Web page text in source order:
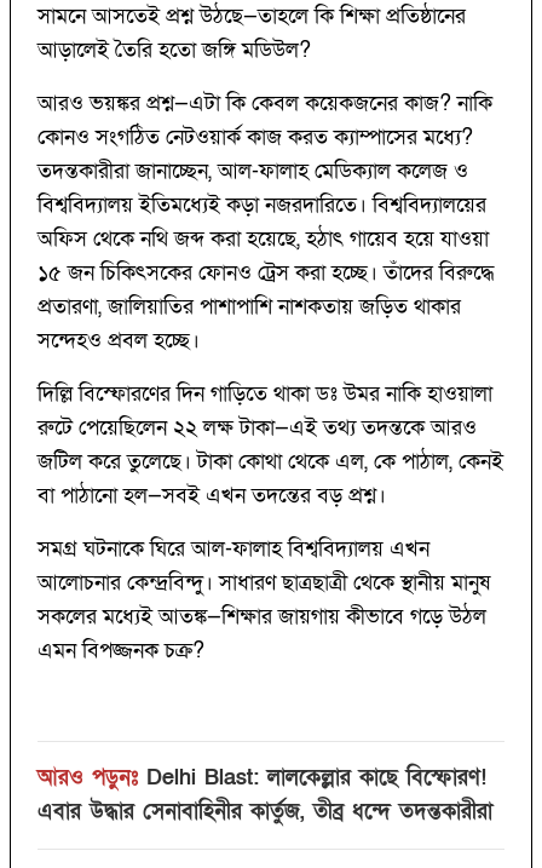
সামনে আসতেই প্রশ্ন উঠছে—তাহলে কি শিক্ষা প্রতিষ্ঠানের
আড়ালেই তৈরি হতো জঙ্গি মডিউল?
আরও ভয়ঙ্কর প্রশ্ন—এটা কি কেবল কয়েকজনের কাজ? নাকি
কোনও সংগঠিত নেটওয়ার্ক কাজ করত ক্যাম্পাসের মধ্যে?
তদন্তকারীরা জানাচ্ছেন, আল-ফালাহ মেডিক্যাল কলেজ ও
বিশ্ববিদ্যালয় ইতিমধ্যেই কড়া নজরদারিতে। বিশ্ববিদ্যালয়ের
অফিস থেকে নথি জব্দ করা হয়েছে, হঠাৎ গায়েব হয়ে যাওয়া
১৫ জন চিকিৎসকের ফোনও ট্রেস করা হচ্ছে। তাঁদের বিরুদ্ধে
প্রতারণা, জালিয়াতির পাশাপাশি নাশকতায় জড়িত থাকার
সন্দেহও প্রবল হচ্ছে।
দিল্লি বিস্ফোরণের দিন গাড়িতে থাকা ডঃ উমর নাকি হাওয়ালা
রুটে পেয়েছিলেন ২২ লক্ষ টাকা—এই তথ্য তদন্তকে আরও
জটিল করে তুলেছে। টাকা কোথা থেকে এল, কে পাঠাল, কেনই
বা পাঠানো হল—সবই এখন তদন্তের বড় প্রশ্ন।
সমগ্র ঘটনাকে ঘিরে আল-ফালাহ বিশ্ববিদ্যালয় এখন
আলোচনার কেন্দ্রবিন্দু। সাধারণ ছাত্রছাত্রী থেকে স্থানীয় মানুষ
সকলের মধ্যেই আতঙ্ক—শিক্ষার জায়গায় কীভাবে গড়ে উঠল
এমন বিপজ্জনক চক্র?
আরও পড়ুনঃ Delhi Blast: লালকেল্লার কাছে বিস্ফোরণ!
এবার উদ্ধার সেনাবাহিনীর কার্তুজ, তীব্র ধন্দে তদন্তকারীরা